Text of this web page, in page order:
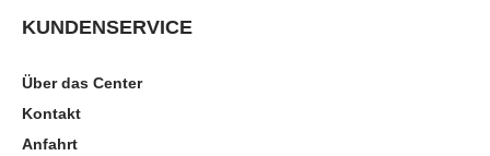
KUNDENSERVICE
Über das Center
Kontakt
Anfahrt